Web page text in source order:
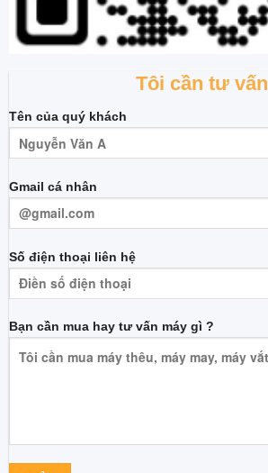
Tôi cần tư vấn
Tên của quý khách
Gmail cá nhân
Số điện thoại liên hệ
Bạn cần mua hay tư vấn máy gì ?